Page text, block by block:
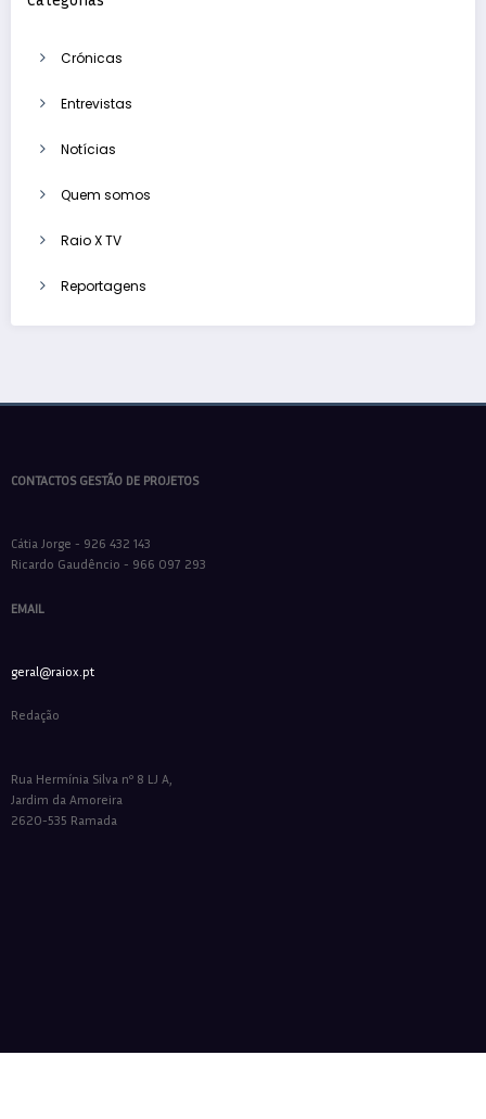
Crónicas
Entrevistas
Notícias
Quem somos
Raio X TV
Reportagens
CONTACTOS GESTÃO DE PROJETOS
Cátia Jorge - 926 432 143
Ricardo Gaudêncio - 966 097 293
EMAIL
geral@raiox.pt
Redação
Rua Hermínia Silva nº 8 LJ A,
Jardim da Amoreira
2620-535 Ramada